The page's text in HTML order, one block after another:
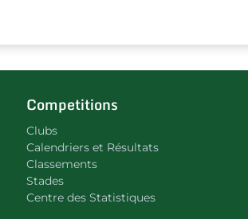
Competitions
Clubs
Calendriers et Résultats
Classements
Stades
Centre des Statistiques